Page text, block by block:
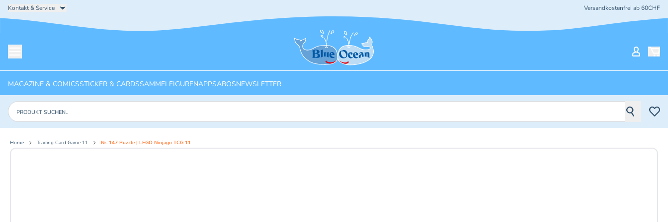
Kontakt & Service Versandkostenfrei ab 60CHF
Startseite
MAGAZINE & COMICSSTICKER & CARDSSAMMELFIGURENAPPSABOSNEWSLETTER
Produkte suchen
Home Trading Card Game 11 Nr. 147 Puzzle | LEGO Ninjago TCG 11